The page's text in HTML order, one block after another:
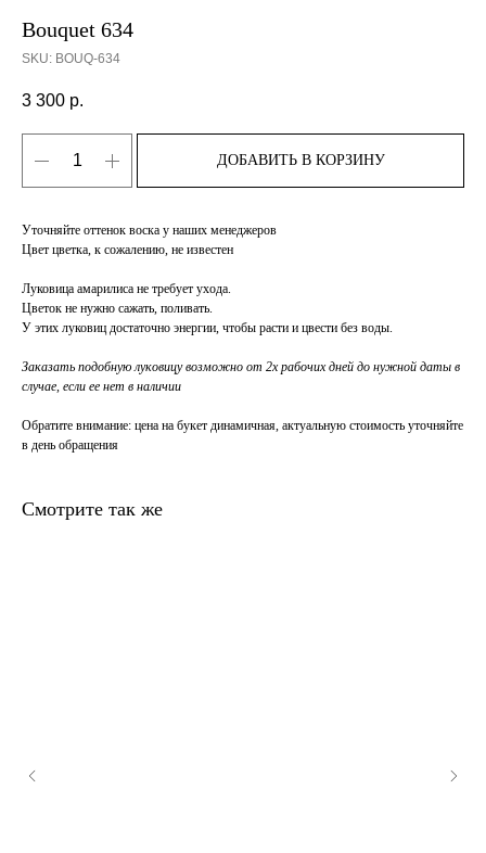
Bouquet 634
SKU: BOUQ-634
3 300 р.
ДОБАВИТЬ В КОРЗИНУ
Уточняйте оттенок воска у наших менеджеров
Цвет цветка, к сожалению, не известен
Луковица амарилиса не требует ухода.
Цветок не нужно сажать, поливать.
У этих луковиц достаточно энергии, чтобы расти и цвести без воды.
Заказать подобную луковицу возможно от 2х рабочих дней до нужной даты в
случае, если ее нет в наличии
Обратите внимание: цена на букет динамичная, актуальную стоимость уточняйте
в день обращения
Смотрите так же